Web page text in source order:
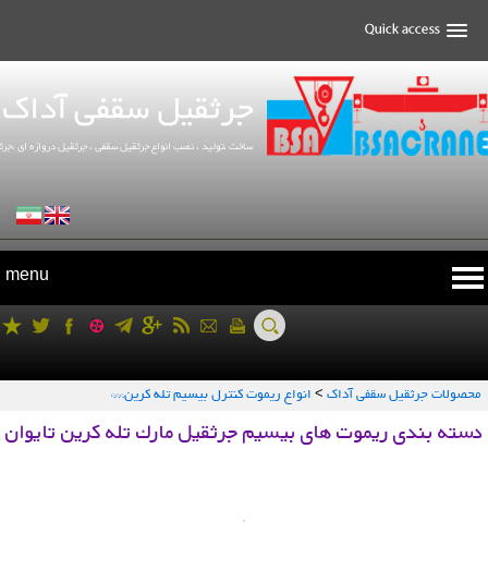
menu
محصولات جرثقیل سقفی آداک > انواع ريموت كنترل بيسيم تله كرين***
دسته بندی ریموت های بیسیم جرثقیل مارك تله كرین تایوان